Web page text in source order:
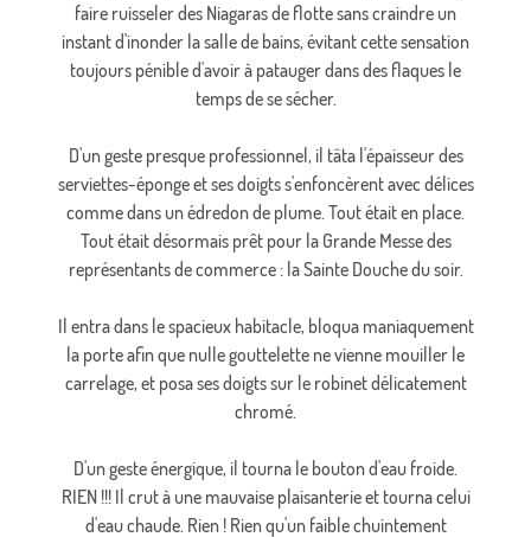
faire ruisseler des Niagaras de flotte sans craindre un
instant d'inonder la salle de bains, évitant cette sensation
toujours pénible d'avoir à patauger dans des flaques le
temps de se sécher.
D'un geste presque professionnel, il tâta l'épaisseur des
serviettes-éponge et ses doigts s'enfoncèrent avec délices
comme dans un édredon de plume. Tout était en place.
Tout était désormais prêt pour la Grande Messe des
représentants de commerce : la Sainte Douche du soir.
Il entra dans le spacieux habitacle, bloqua maniaquement
la porte afin que nulle gouttelette ne vienne mouiller le
carrelage, et posa ses doigts sur le robinet délicatement
chromé.
D'un geste énergique, il tourna le bouton d'eau froide.
RIEN !!! Il crut à une mauvaise plaisanterie et tourna celui
d'eau chaude. Rien ! Rien qu'un faible chuintement